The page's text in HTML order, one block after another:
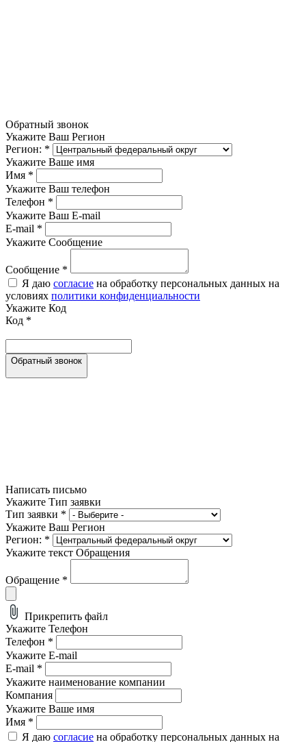
Обратный звонок
Укажите Ваш Регион
Регион: *
Укажите Ваше имя
Имя *
Укажите Ваш телефон
Телефон *
Укажите Ваш E-mail
E-mail *
Укажите Сообщение
Сообщение *
Я даю согласие на обработку персональных данных на
условиях политики конфиденциальности
Укажите Код
Код *
Обратный звонок
Написать письмо
Укажите Тип заявки
Тип заявки *
Укажите Ваш Регион
Регион: *
Укажите текст Обращения
Обращение *
Прикрепить файл
Укажите Телефон
Телефон *
Укажите E-mail
E-mail *
Укажите наименование компании
Компания
Укажите Ваше имя
Имя *
Я даю согласие на обработку персональных данных на